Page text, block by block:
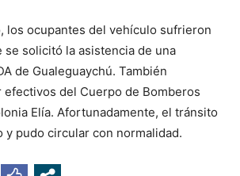
los ocupantes del vehículo sufrieron
se solicitó la asistencia de una
de Gualeguaychú. También
efectivos del Cuerpo de Bomberos
Elía. Afortunadamente, el tránsito
y pudo circular con normalidad.